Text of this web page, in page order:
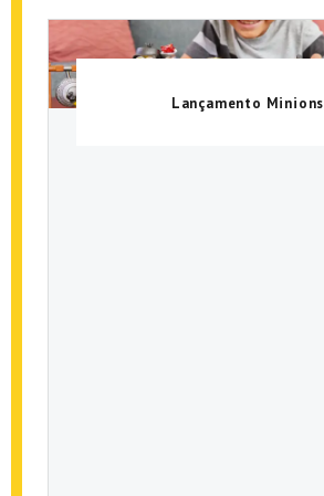
Lançamento Minions